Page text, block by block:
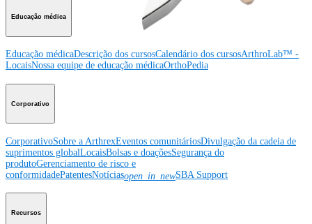
Educação médica
Educação médicaDescrição dos cursosCalendário dos cursosArthroLab™ -
LocaisNossa equipe de educação médicaOrthoPedia
Corporativo
CorporativoSobre a ArthrexEventos comunitáriosDivulgação da cadeia de
suprimentos globalLocaisBolsas e doaçõesSegurança do
produtoGerenciamento de risco e
conformidadePatentesNotíciasopen_in_newSBA Support
Recursos